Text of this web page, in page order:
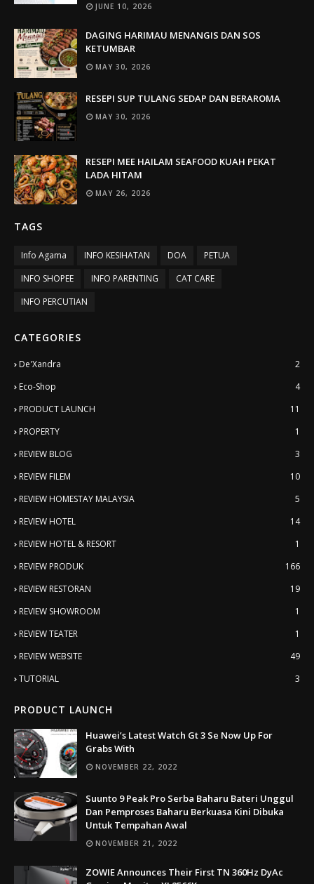
JUNE 10, 2026
DAGING HARIMAU MENANGIS DAN SOS
KETUMBAR
MAY 30, 2026
RESEPI SUP TULANG SEDAP DAN BERAROMA
MAY 30, 2026
RESEPI MEE HAILAM SEAFOOD KUAH PEKAT
LADA HITAM
MAY 26, 2026
TAGS
Info Agama INFO KESIHATAN DOA
PETUA
INFO SHOPEE
INFO PARENTING
CAT CARE
INFO PERCUTIAN
CATEGORIES
De'Xandra
2
Eco-Shop
4
PRODUCT LAUNCH
11
PROPERTY
1
REVIEW BLOG
3
REVIEW FILEM
10
REVIEW HOMESTAY MALAYSIA
5
REVIEW HOTEL
14
REVIEW HOTEL & RESORT
1
REVIEW PRODUK
166
REVIEW RESTORAN
19
REVIEW SHOWROOM
1
REVIEW TEATER
1
REVIEW WEBSITE
49
TUTORIAL
3
PRODUCT LAUNCH
Huawei’s Latest Watch Gt 3 Se Now Up For
Grabs With
NOVEMBER 22, 2022
Suunto 9 Peak Pro Serba Baharu Bateri Unggul
Dan Pemproses Baharu Berkuasa Kini Dibuka
Untuk Tempahan Awal
NOVEMBER 21, 2022
ZOWIE Announces Their First TN 360Hz DyAc